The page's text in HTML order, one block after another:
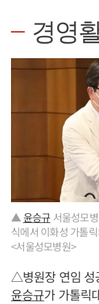
경영
▲윤승규 서울성모
식에서 이화성 가톨
<서울성모병원>
△병원장 연임 성
윤승규가 가톨릭